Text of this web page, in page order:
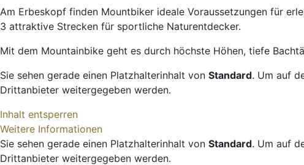
Am Erbeskopf finden Mountbiker ideale Voraussetzungen für
3 attraktive Strecken für sportliche Naturentdecker.
Mit dem Mountainbike geht es durch höchste Höhen, tiefe
Sie sehen gerade einen Platzhalterinhalt von Standard. Um auf
Drittanbieter weitergegeben werden.
Inhalt entsperren
Weitere Informationen
Sie sehen gerade einen Platzhalterinhalt von Standard. Um auf
Drittanbieter weitergegeben werden.